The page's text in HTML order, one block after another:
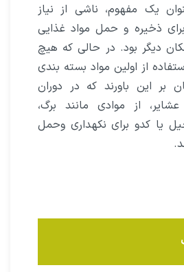
یک مفهوم، ناشى از نیاز
ذخیره و حمل مواد غذایى
دیگر بود. در حالى که هیچ
از اولین مواد بسته بندى
بر این باورند که در دوران
عشایر، از موادى مانند برگ،
یا کدو براى نکهدارى وحمل